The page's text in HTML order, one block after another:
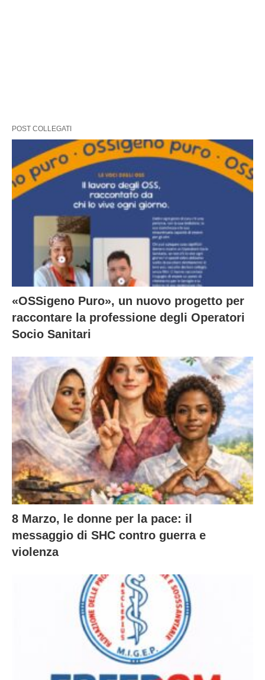
POST COLLEGATI
«OSSigeno Puro», un nuovo progetto per
raccontare la professione degli Operatori
Socio Sanitari
8 Marzo, le donne per la pace: il
messaggio di SHC contro guerra e
violenza